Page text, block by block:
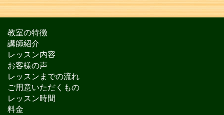
教室の特徴
講師紹介
レッスン内容
お客様の声
レッスンまでの流れ
ご用意いただくもの
レッスン時間
料金